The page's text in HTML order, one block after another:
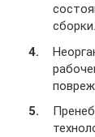
сборки.